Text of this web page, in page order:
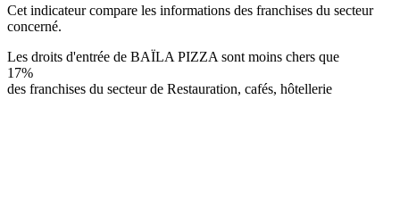
Cet indicateur compare les informations des franchises du secteur
concerné.
Les droits d'entrée de BAÏLA PIZZA sont moins chers que
17%
des franchises du secteur de Restauration, cafés, hôtellerie